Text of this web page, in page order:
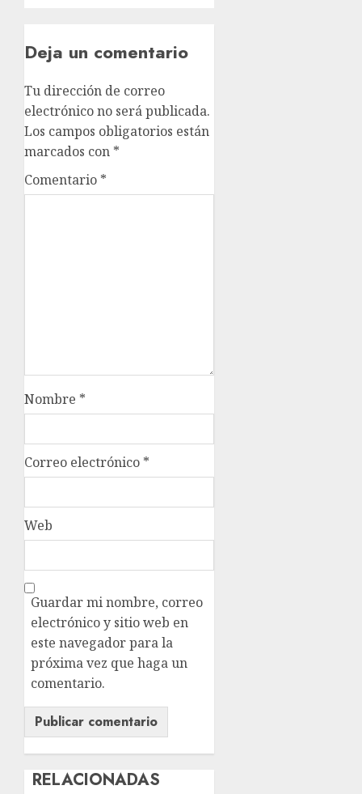
Deja un comentario
Tu dirección de correo
electrónico no será publicada.
Los campos obligatorios están
marcados con *
Comentario *
Nombre *
Correo electrónico *
Web
Guardar mi nombre, correo
electrónico y sitio web en
este navegador para la
próxima vez que haga un
comentario.
RELACIONADAS